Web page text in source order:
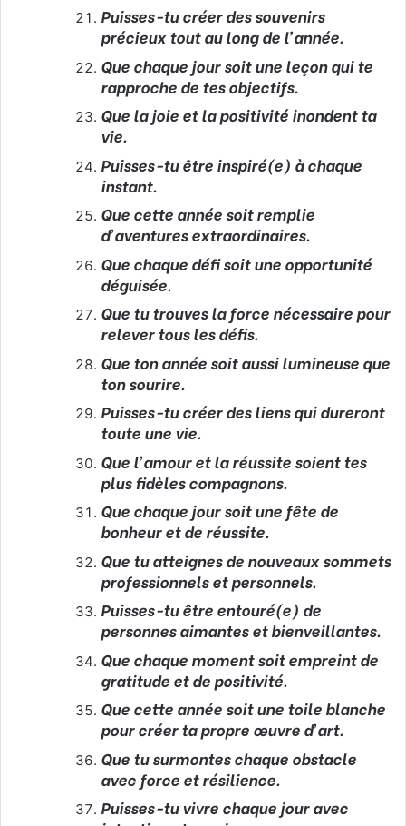
Puisses-tu créer des souvenirs
précieux tout au long de l’année.
Que chaque jour soit une leçon qui te
rapproche de tes objectifs.
Que la joie et la positivité inondent ta
vie.
Puisses-tu être inspiré(e) à chaque
instant.
Que cette année soit remplie
d’aventures extraordinaires.
Que chaque défi soit une opportunité
déguisée.
Que tu trouves la force nécessaire pour
relever tous les défis.
Que ton année soit aussi lumineuse que
ton sourire.
Puisses-tu créer des liens qui dureront
toute une vie.
Que l’amour et la réussite soient tes
plus fidèles compagnons.
Que chaque jour soit une fête de
bonheur et de réussite.
Que tu atteignes de nouveaux sommets
professionnels et personnels.
Puisses-tu être entouré(e) de
personnes aimantes et bienveillantes.
Que chaque moment soit empreint de
gratitude et de positivité.
Que cette année soit une toile blanche
pour créer ta propre œuvre d’art.
Que tu surmontes chaque obstacle
avec force et résilience.
Puisses-tu vivre chaque jour avec